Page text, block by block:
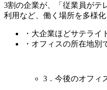
3割の企業が、「従業員がテ
利用など、働く場所を多様
・大企業ほどサテラ
・オフィスの所在地別
3．今後のオフィ